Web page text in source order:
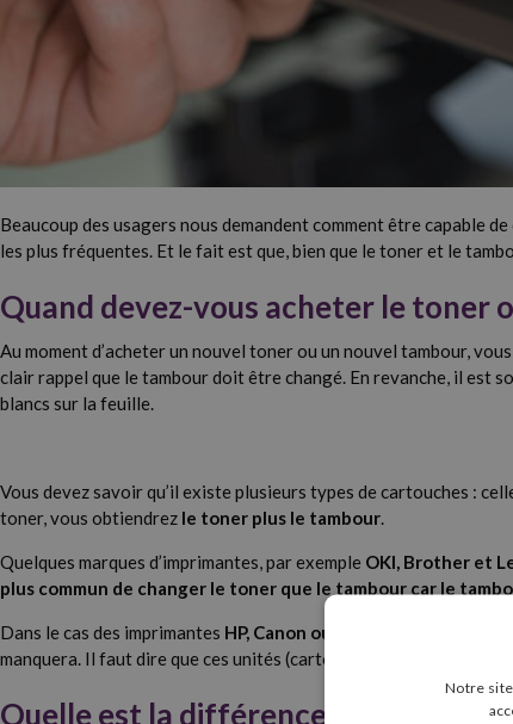
Beaucoup des usagers nous demandent comment être capable
les plus fréquentes. Et le fait est que, bien que le toner et le
Quand devez-vous acheter le toner
Au moment d’acheter un nouvel toner ou un nouvel tambour,
clair rappel que le tambour doit être changé. En revanche, il est
blancs sur la feuille.
Vous devez savoir qu’il existe plusieurs types de cartouches :
toner, vous obtiendrez le toner plus le tambour.
Quelques marques d’imprimantes, par exemple OKI, Brother et
plus commun de changer le toner que le tambour car le
Dans le cas des imprimantes HP, Canon ou Samsung
, aussi bien
manquera. Il faut dire que ces unités (cartouches de toner et
Quelle est la différence entre le
Notre